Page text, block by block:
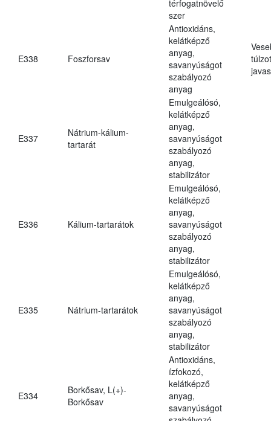
térfogatnövelő
szer
E338 Foszforsav
Antioxidáns,
kelátképző
anyag,
savanyúságot
szabályozó
anyag
E337
Nátrium-kálium-
tartarát
Emulgeálósó,
kelátképző
anyag,
savanyúságot
szabályozó
anyag,
stabilizátor
E336 Kálium-tartarátok
Emulgeálósó,
kelátképző
anyag,
savanyúságot
szabályozó
anyag,
stabilizátor
E335 Nátrium-tartarátok
Emulgeálósó,
kelátképző
anyag,
savanyúságot
szabályozó
anyag,
stabilizátor
E334
Borkősav, L(+)-
Borkősav
Antioxidáns,
ízfokozó,
kelátképző
anyag,
savanyúságot